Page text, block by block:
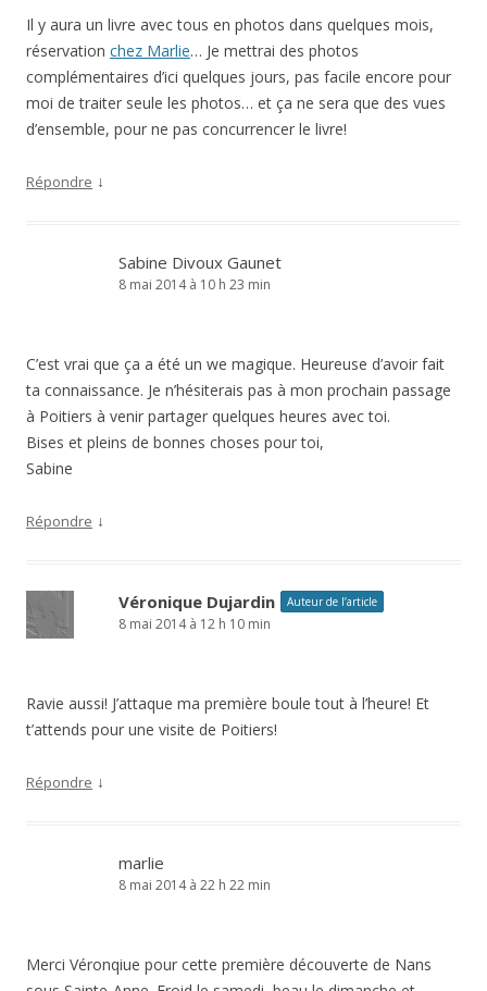
Il y aura un livre avec tous en photos dans quelques mois,
réservation chez Marlie… Je mettrai des photos
complémentaires d’ici quelques jours, pas facile encore pour
moi de traiter seule les photos… et ça ne sera que des vues
d’ensemble, pour ne pas concurrencer le livre!
Répondre ↓
Sabine Divoux Gaunet
8 mai 2014 à 10 h 23 min
C’est vrai que ça a été un we magique. Heureuse d’avoir fait
ta connaissance. Je n’hésiterais pas à mon prochain passage
à Poitiers à venir partager quelques heures avec toi.
Bises et pleins de bonnes choses pour toi,
Sabine
Répondre ↓
Véronique Dujardin Auteur de l’article
8 mai 2014 à 12 h 10 min
Ravie aussi! J’attaque ma première boule tout à l’heure! Et
t’attends pour une visite de Poitiers!
Répondre ↓
marlie
8 mai 2014 à 22 h 22 min
Merci Véronqiue pour cette première découverte de Nans